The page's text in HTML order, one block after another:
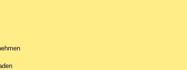
vor Ort im unteren Limmattal, per Fernwartung oder in